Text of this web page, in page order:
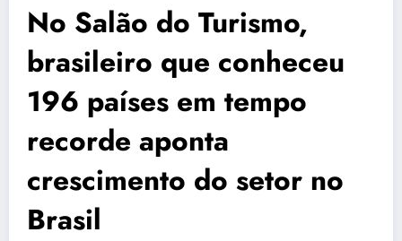
No Salão do Turismo,
brasileiro que conheceu
196 países em tempo
recorde aponta
crescimento do setor no
Brasil